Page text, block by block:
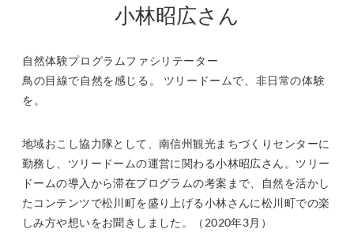
小林昭広さん
自然体験プログラムファシリテーター
鳥の目線で自然を感じる。 ツリードームで、非日常の体験
を。
地域おこし協力隊として、南信州観光まちづくりセンターに
勤務し、ツリードームの運営に関わる小林昭広さん。ツリー
ドームの導入から滞在プログラムの考案まで、自然を活かし
たコンテンツで松川町を盛り上げる小林さんに松川町での楽
しみ方や想いをお聞きしました。（2020年3月）